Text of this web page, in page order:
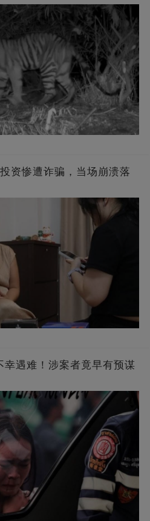
资惨遭诈骗，当场崩溃落
遇难！涉案者竟早有预谋